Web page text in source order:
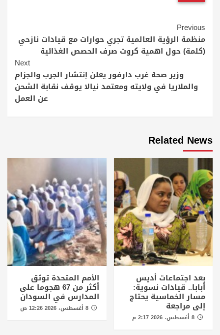
Continue
Reading
Previous
منظمة الرؤية العالمية تجري حوارات مع قيادات نازحي
(كلمة) حول اهمية كروت صرف الحصص الغذائية
Next
وزير صحة غرب دارفور يعلن إنتشار الجرب والجزام
والملاريا في ولايته ومعتمد نيالا يوقف نقابة الشحن
عن العمل
Related News
بعد اجتماعات أديس
أبابا.. قيادات نسوية:
مسار الخماسية يحتاج
إلى مراجعة
الأمم المتحدة توثق
أكثر من 67 هجوما على
المدارس في السودان
8 أغسطس، 2026 12:26 ص